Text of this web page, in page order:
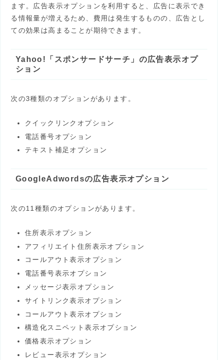
ます。広告表示オプションを利用すると、広告に表示でき
る情報量が増えるため、費用は発生するものの、広告とし
ての効果は高まることが期待できます。
Yahoo!「スポンサードサーチ」の広告表示オプ
ション
次の3種類のオプションがあります。
クイックリンクオプション
電話番号オプション
テキスト補足オプション
GoogleAdwordsの広告表示オプション
次の11種類のオプションがあります。
住所表示オプション
アフィリエイト住所表示オプション
コールアウト表示オプション
電話番号表示オプション
メッセージ表示オプション
サイトリンク表示オプション
コールアウト表示オプション
構造化スニペット表示オプション
価格表示オプション
レビュー表示オプション